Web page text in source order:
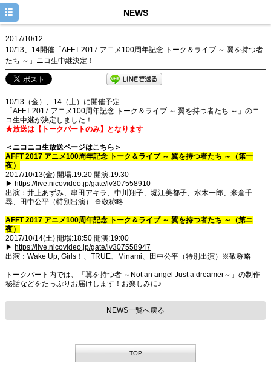
NEWS
2017/10/12
10/13、14開催「AFFT 2017 アニメ100周年記念 トーク＆ライブ ～ 翼を持つ者
たち ～」ニコ生中継決定！
10/13（金）、14（土）に開催予定
「AFFT 2017 アニメ100周年記念 トーク＆ライブ ～ 翼を持つ者たち ～」のニ
コ生中継が決定しました！
★放送は【トークパートのみ】となります
＜ニコニコ生放送ページはこちら＞
AFFT 2017 アニメ100周年記念 トーク＆ライブ ～ 翼を持つ者たち ～（第一
夜）
2017/10/13(金) 開場:19:20 開演:19:30
▶ https://live.nicovideo.jp/gate/lv307558910
出演：井上あずみ、串田アキラ、中川翔子、堀江美都子、水木一郎、米倉千
尋、田中公平（特別出演） ※敬称略
AFFT 2017 アニメ100周年記念 トーク＆ライブ ～ 翼を持つ者たち ～（第ニ
夜）
2017/10/14(土) 開場:18:50 開演:19:00
▶ https://live.nicovideo.jp/gate/lv307558947
出演：Wake Up, Girls！、TRUE、Minami、田中公平（特別出演）※敬称略
トークパート内では、「翼を持つ者 ～Not an angel Just a dreamer～」の制作
秘話などをたっぷりお届けします！お楽しみに♪
NEWS一覧へ戻る
TOP
NEWS
COMMENT
DISCOGRAPHY
MOVIE
TWITTER